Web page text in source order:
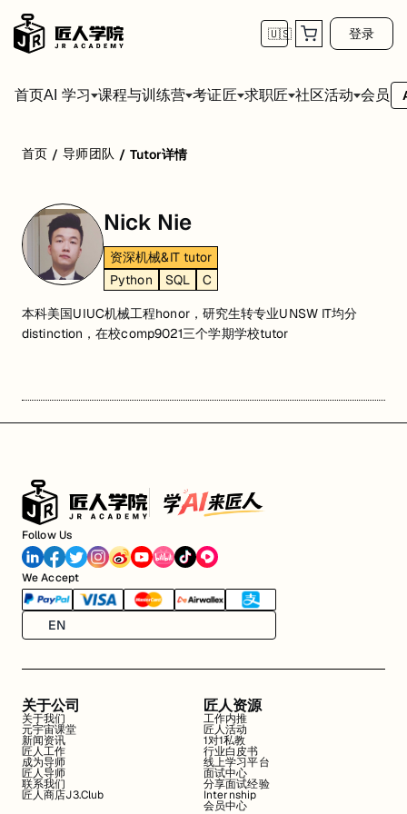
🇺🇸 登录
首页AI 学习 课程与训练营 考证匠 求职匠 社区活动 会员
首页 / 导师团队 / Tutor详情
Nick Nie
资深机械&IT tutor
Python
SQL C
本科美国UIUC机械工程honor，研究生转专业UNSW IT均分
Follow Us
We Accept
EN
关于公司
关于我们
元宇宙课堂
新闻资讯
匠人工作
成为导师
匠人导师
联系我们
匠人商店J3.Club
匠人资源
工作内推
匠人活动
1对1私教
行业白皮书
线上学习平台
面试中心
分享面试经验
Internship
会员中心